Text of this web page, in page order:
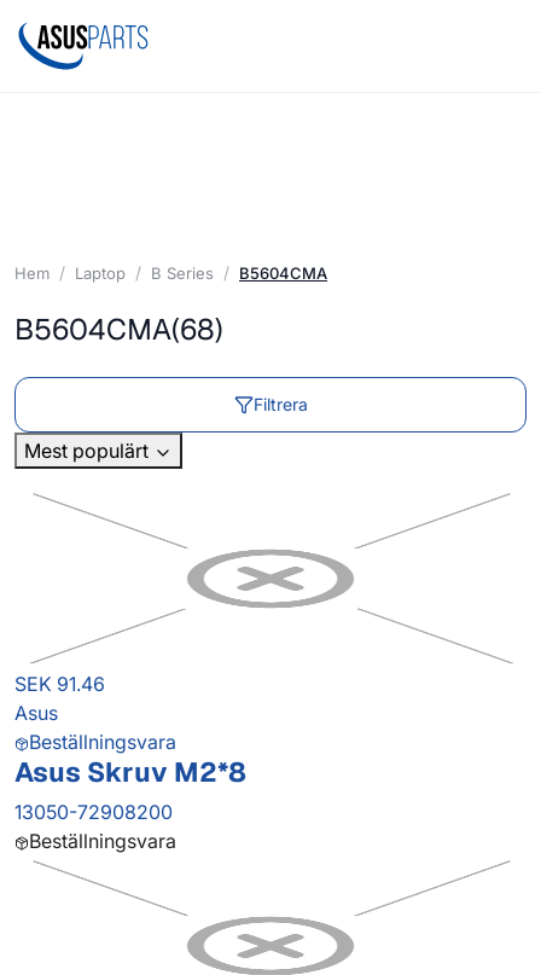
Hem Laptop B Series B5604CMA
B5604CMA(68)
Filtrera
Mest populärt
SEK 91.46
Asus
Beställningsvara
Asus Skruv M2*8
13050-72908200
Beställningsvara